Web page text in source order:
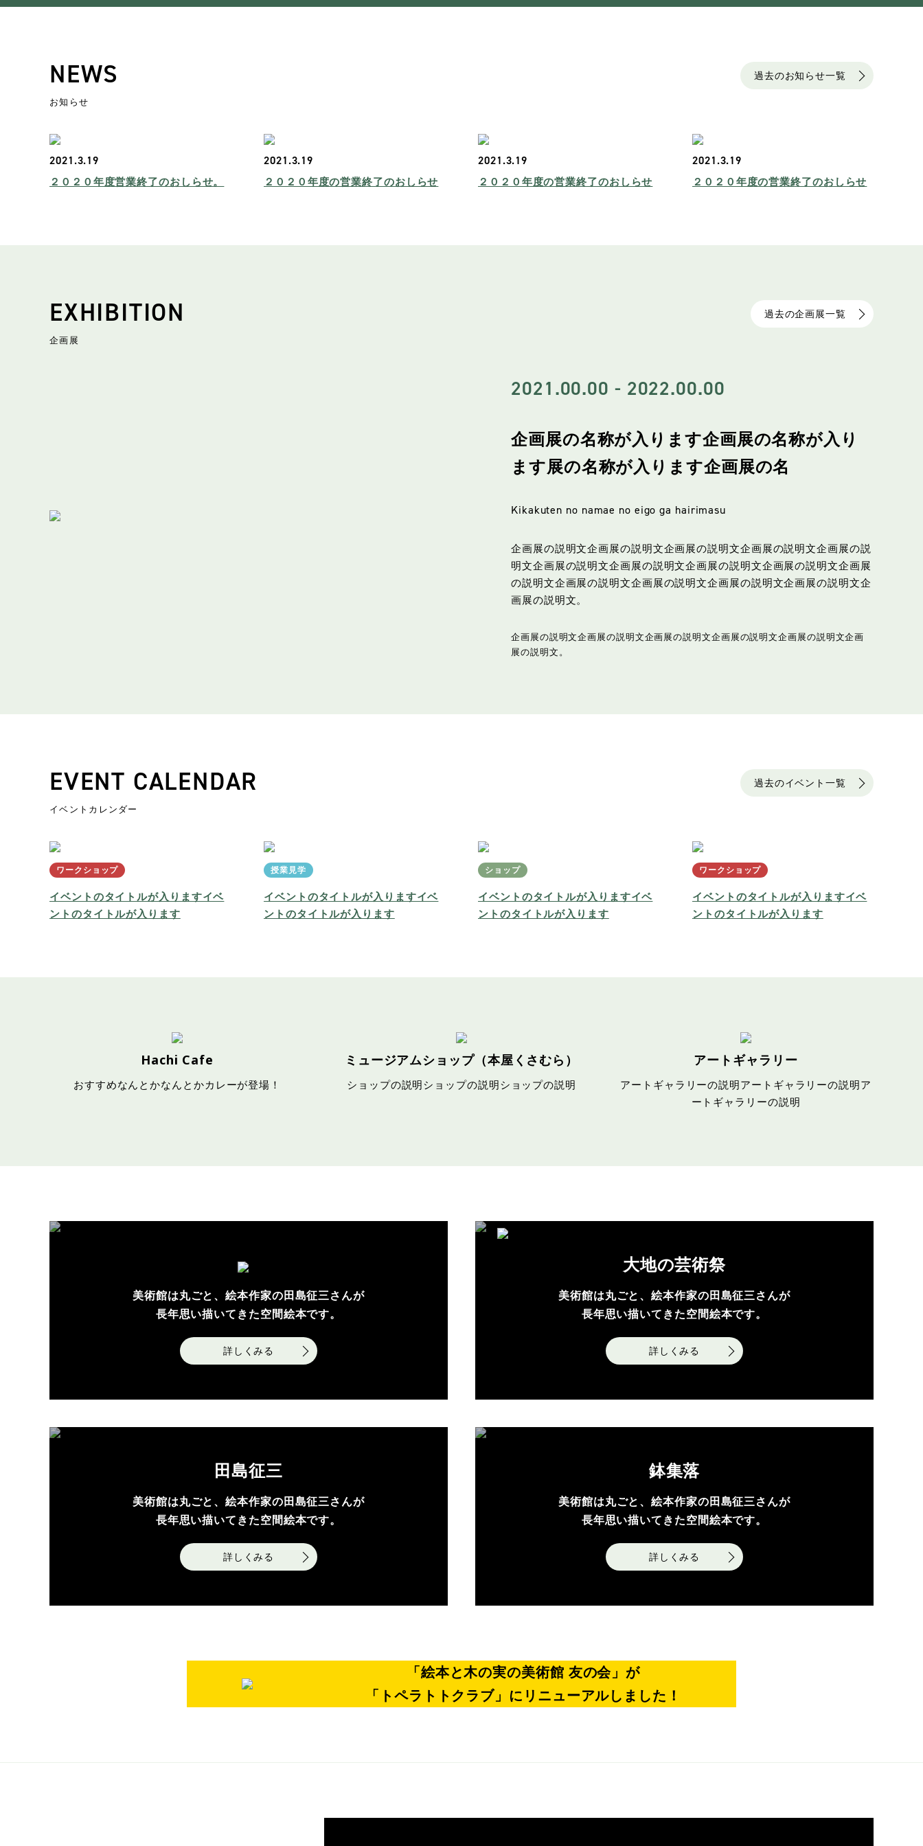
NEWS
お知らせ
2021.3.19
２０２０年度営業終了のおしらせ。
2021.3.19
２０２０年度の営業終了のおしらせ
2021.3.19
２０２０年度の営業終了のおしらせ
2021.3.19
２０２０年度の営業終了のおしらせ
過去のお知らせ一覧
EXHIBITION
企画展
2021.00.00 - 2022.00.00
企画展の名称が入ります企画展の名称が入り
ます展の名称が入ります企画展の名
Kikakuten no namae no eigo ga hairimasu
企画展の説明文企画展の説明文企画展の説明文企画展の説明文企画展の説
明文企画展の説明文企画展の説明文企画展の説明文企画展の説明文企画展
の説明文企画展の説明文企画展の説明文企画展の説明文企画展の説明文企
画展の説明文。
企画展の説明文企画展の説明文企画展の説明文企画展の説明文企画展の説明文企画
展の説明文。
過去の企画展一覧
EVENT CALENDAR
イベントカレンダー
ワークショップ
イベントのタイトルが入りますイベ
ントのタイトルが入ります
授業見学
イベントのタイトルが入りますイベ
ントのタイトルが入ります
ショップ
イベントのタイトルが入りますイベ
ントのタイトルが入ります
ワークショップ
イベントのタイトルが入りますイベ
ントのタイトルが入ります
過去のイベント一覧
Hachi Cafe
おすすめなんとかなんとかカレーが登場！
ミュージアムショップ（本屋くさむら）
ショップの説明ショップの説明ショップの説明
アートギャラリー
アートギャラリーの説明アートギャラリーの説明ア
ートギャラリーの説明
美術館は丸ごと、絵本作家の田島征三さんが
長年思い描いてきた空間絵本です。
詳しくみる
大地の芸術祭
美術館は丸ごと、絵本作家の田島征三さんが
長年思い描いてきた空間絵本です。
詳しくみる
田島征三
美術館は丸ごと、絵本作家の田島征三さんが
長年思い描いてきた空間絵本です。
詳しくみる
鉢集落
美術館は丸ごと、絵本作家の田島征三さんが
長年思い描いてきた空間絵本です。
詳しくみる
「絵本と木の実の美術館 友の会」が
「トペラトトクラブ」にリニューアルしました！